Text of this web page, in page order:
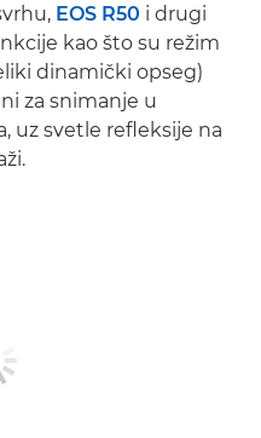
EOS R50 i drugi
kao što su režim
dinamički opseg)
za snimanje u
uz svetle refleksije na